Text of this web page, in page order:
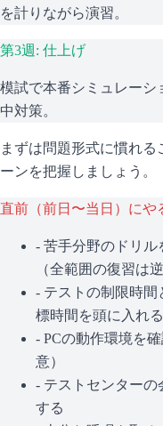
を計りながら演習。
第3週: 仕上げ
模試で本番シミュレーシ
中対策。
まずは問題形式に慣れ
ーンを把握しましょう。
直前（前日〜当日）にや
- 苦手分野のドリル
（全範囲の復習は
- テストの制限時間
標時間を頭に入れる
- PCの動作環境を
意）
- テストセンター
する